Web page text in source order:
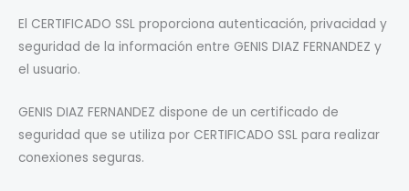
El CERTIFICADO SSL proporciona autenticación, privacidad y
seguridad de la información entre GENIS DIAZ FERNANDEZ y
el usuario.
GENIS DIAZ FERNANDEZ dispone de un certificado de
seguridad que se utiliza por CERTIFICADO SSL para realizar
conexiones seguras.